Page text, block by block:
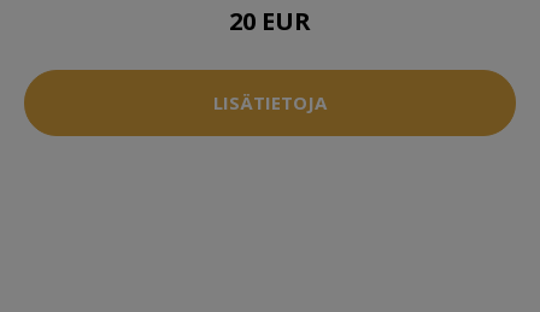
20 EUR
LISÄTIETOJA